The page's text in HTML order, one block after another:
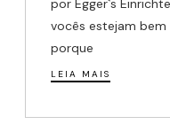
por Egger`s
vocês estejam
porque
LEIA MAIS